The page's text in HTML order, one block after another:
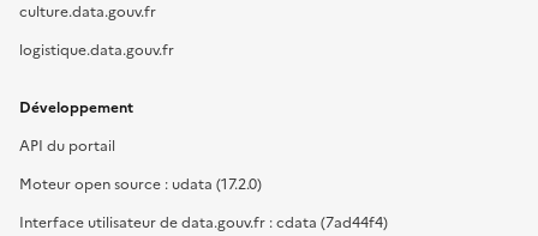
culture.data.gouv.fr
logistique.data.gouv.fr
Développement
API du portail
Moteur open source : udata (17.2.0)
Interface utilisateur de data.gouv.fr : cdata (7ad44f4)